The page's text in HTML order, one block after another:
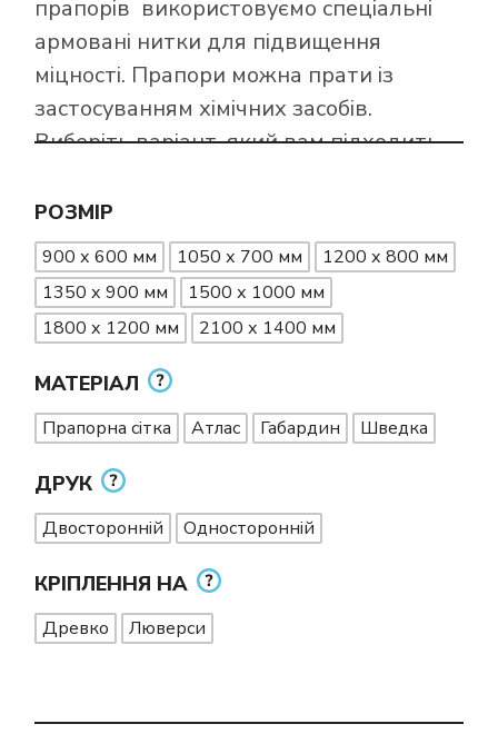
прапорів використовуємо спеціальні
армовані нитки для підвищення
міцності. Прапори можна прати із
застосуванням хімічних засобів.
Виберіть варіант, який вам підходить.
РОЗМІР
900 х 600 мм 1050 х 700 мм
1200 х 800 мм
1350 х 900 мм
1500 х 1000 мм
1800 х 1200 мм
2100 х 1400 мм
МАТЕРІАЛ
Прапорна сітка Атлас Габардин Шведка
ДРУК
Двосторонній Односторонній
КРІПЛЕННЯ НА
Древко Люверси